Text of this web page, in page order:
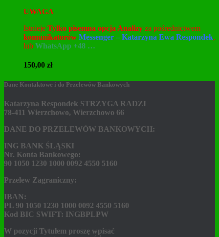
UWAGA
Istnieje Tylko pisemna opcja Analizy za pośrednictwem
komunikatorów Messenger – Katarzyna Ewa Respondek,
lub WhatsApp +48 …
150,00 zł
Dane Kontaktowe i do Przelewów Bankowych
Katarzyna Respondek STRZYGA RADZI
78-411 Wierzchowo, Wierzchowo 66
DANE DO PRZELEWÓW BANKOWYCH:
ING BANK ŚLĄSKI
Nr. Konta Bankowego:
90 1050 1230 1000 0092 4550 5160
Przelew Zagraniczny:
IBAN:
PL 90 1050 1230 1000 0092 4550 5160
Kod BIC SWIFT: INGBPLPW
W pozycji Tytułem proszę wpisać